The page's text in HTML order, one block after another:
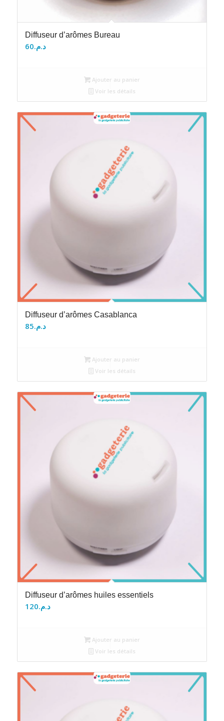
Diffuseur d’arômes Bureau
د.م.60
Ajouter au panier
Voir les détails
Diffuseur d’arômes Casablanca
د.م.85
Ajouter au panier
Voir les détails
Diffuseur d’arômes huiles essentiels
د.م.120
Ajouter au panier
Voir les détails